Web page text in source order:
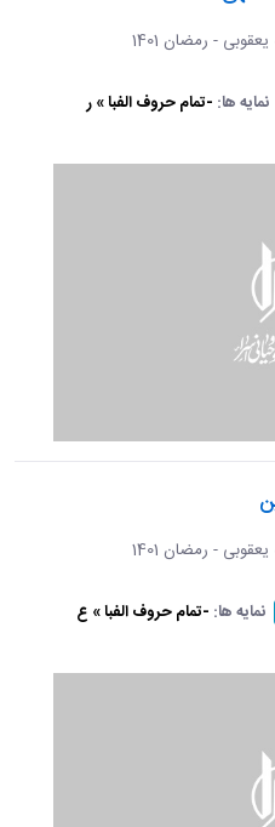
- رمضان 1401
نمایه ها: -تمام حروف الفبا » ر
- رمضان 1401
نمایه ها: -تمام حروف الفبا » ع